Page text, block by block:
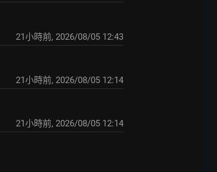
21小時前, 2026/08/05 12:43
21小時前, 2026/08/05 12:14
21小時前, 2026/08/05 12:14